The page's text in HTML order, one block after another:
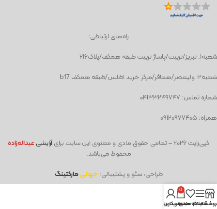
راه‌های ارتباطی:
شعبه١: تبریز/تربیت/پاساژ تربیت طبقه همکف/پلاک۲۱۶
شعبه٢: ولیعصر/همافر/مرکز خرید اطلس/طبقه همکف b17
شماره تماس: ۰۴۱۳۳۲۴۹۷۴۷
همراه: ۰۹۱۲۰۹۷۷۴۰۵
کپی‌رایت۲۰۲۶ – تمامی حقوق مادی و معنوی این سایت برای آرایشی عبداله‌زاده
محفوظ می‌باشد.
طراحی، سئو و پشتیبانی:جهانیمارکتینگ
سایدبار
علاقه مندی
0
سبد خرید
حساب کاربری من